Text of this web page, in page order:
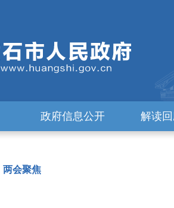
政府信息公开 解读
两会聚焦